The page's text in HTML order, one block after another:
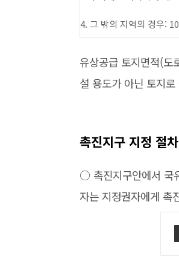
4. 그 밖의 지역의 경우:
유상공급 토지면적(도
설 용도가 아닌 토지
촉진지구 지정 절차
○ 촉진지구안에서 국
자는 지정권자에게 촉